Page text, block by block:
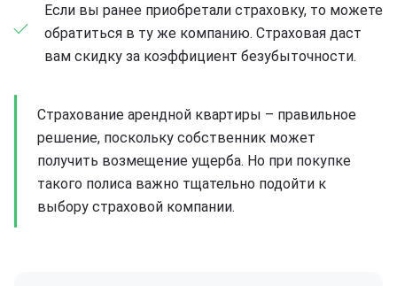
Если вы ранее приобретали страховку, то можете
обратиться в ту же компанию. Страховая даст
вам скидку за коэффициент безубыточности.
Страхование арендной квартиры – правильное
решение, поскольку собственник может
получить возмещение ущерба. Но при покупке
такого полиса важно тщательно подойти к
выбору страховой компании.